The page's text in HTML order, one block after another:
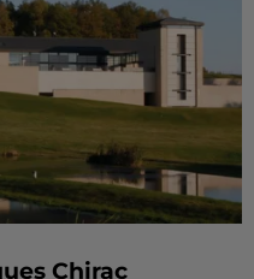
Chirac